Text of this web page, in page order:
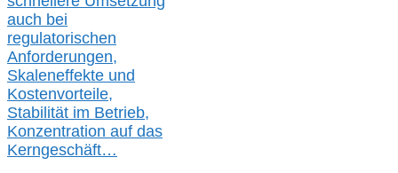
auch bei
regulatorischen
Anforderungen,
Skaleneffekte und
Kostenvorteile,
Stabilität im Betrieb,
Konzentration auf das
Kerngeschäft…